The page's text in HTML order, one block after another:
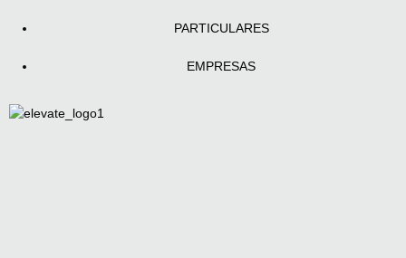
PARTICULARES
EMPRESAS